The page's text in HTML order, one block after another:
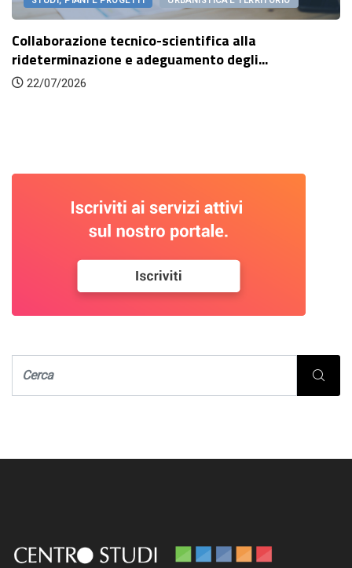
Collaborazione tecnico-scientifica alla
rideterminazione e adeguamento degli...
22/07/2026